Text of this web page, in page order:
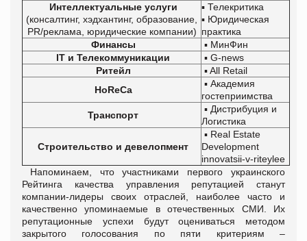
Интеллектуальные услуги
(консалтинг, хэдхантинг, образование,
PR/реклама, юридические компании)
▪ Телекритика
▪ Юридическая
практика
Финансы
▪ МинФин
IT и Телекоммуникации
▪ G-news
Ритейл
▪ All Retail
HoReCa
▪ Академия
гостеприимства
Транспорт
▪ Дистрибуция и
Логистика
Строительство и девелопмент
▪ Real Estate
Development
innovatsii-v-riteylee
Напоминаем, что участниками первого украинского
Рейтинга качества управления репутацией станут
компании-лидеры своих отраслей, наиболее часто и
качественно упоминаемые в отечественных СМИ. Их
репутационные успехи будут оцениваться методом
закрытого голосования по пяти критериям –